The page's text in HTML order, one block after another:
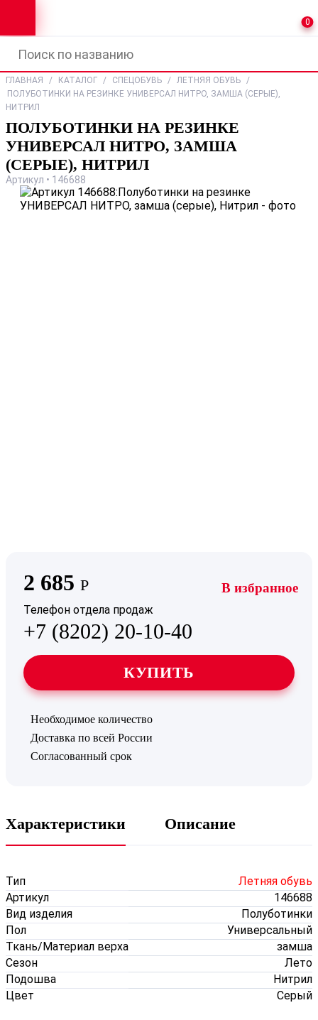
0
ГЛАВНАЯ / КАТАЛОГ / СПЕЦОБУВЬ / ЛЕТНЯЯ ОБУВЬ /
ПОЛУБОТИНКИ НА РЕЗИНКЕ УНИВЕРСАЛ НИТРО, ЗАМША (СЕРЫЕ),
НИТРИЛ
ПОЛУБОТИНКИ НА РЕЗИНКЕ
УНИВЕРСАЛ НИТРО, ЗАМША
(СЕРЫЕ), НИТРИЛ
Артикул • 146688
В избранное
2 685 Р
Телефон отдела продаж
+7 (8202) 20-10-40
КУПИТЬ
Необходимое количество
Доставка по всей России
Согласованный срок
Характеристики Описание
Тип
Летняя обувь
Артикул
146688
Вид изделия
Полуботинки
Пол
Универсальный
Ткань/Материал верха
замша
Сезон
Лето
Подошва
Нитрил
Цвет
Серый